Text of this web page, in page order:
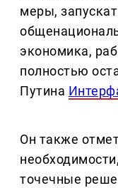
меры,
экономика,
полностью
Путина
Он также
точечные